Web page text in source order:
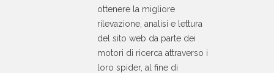
ottenere la migliore
rilevazione, analisi e lettura
del sito web da parte dei
motori di ricerca attraverso i
loro spider, al fine di